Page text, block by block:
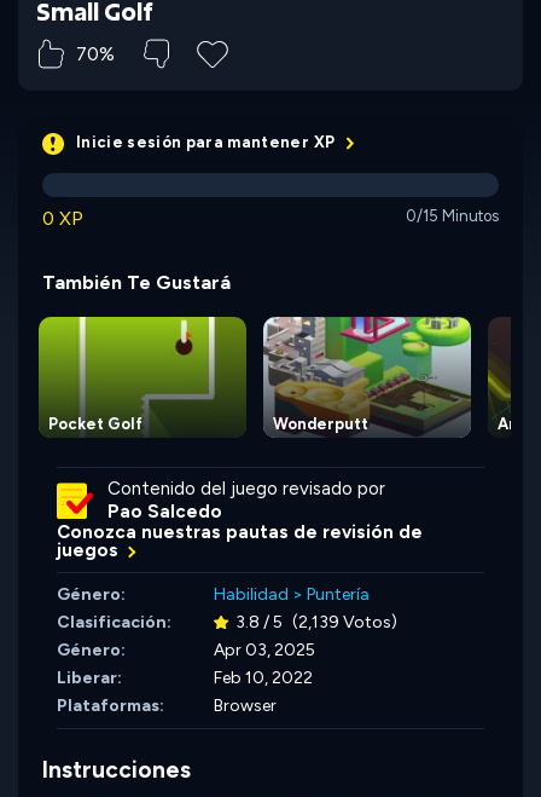
Small Golf
70%
Inicie sesión para mantener XP
0 XP 0/15 Minutos
También Te Gustará
Pocket Golf Wonderputt
Contenido del juego revisado por
Pao Salcedo
Conozca nuestras pautas de revisión de
juegos
Género: Habilidad > Puntería
Clasificación:
3.8 / 5 (2,139 Votos)
Género:
Apr 03, 2025
Liberar:
Feb 10, 2022
Plataformas:
Browser
Instrucciones